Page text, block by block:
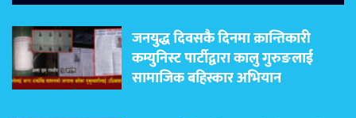
जनयुद्ध दिवसकै दिनमा क्रान्तिकारी
कम्युनिस्ट पार्टीद्वारा कालु गुरुङलाई
सामाजिक बहिस्कार अभियान